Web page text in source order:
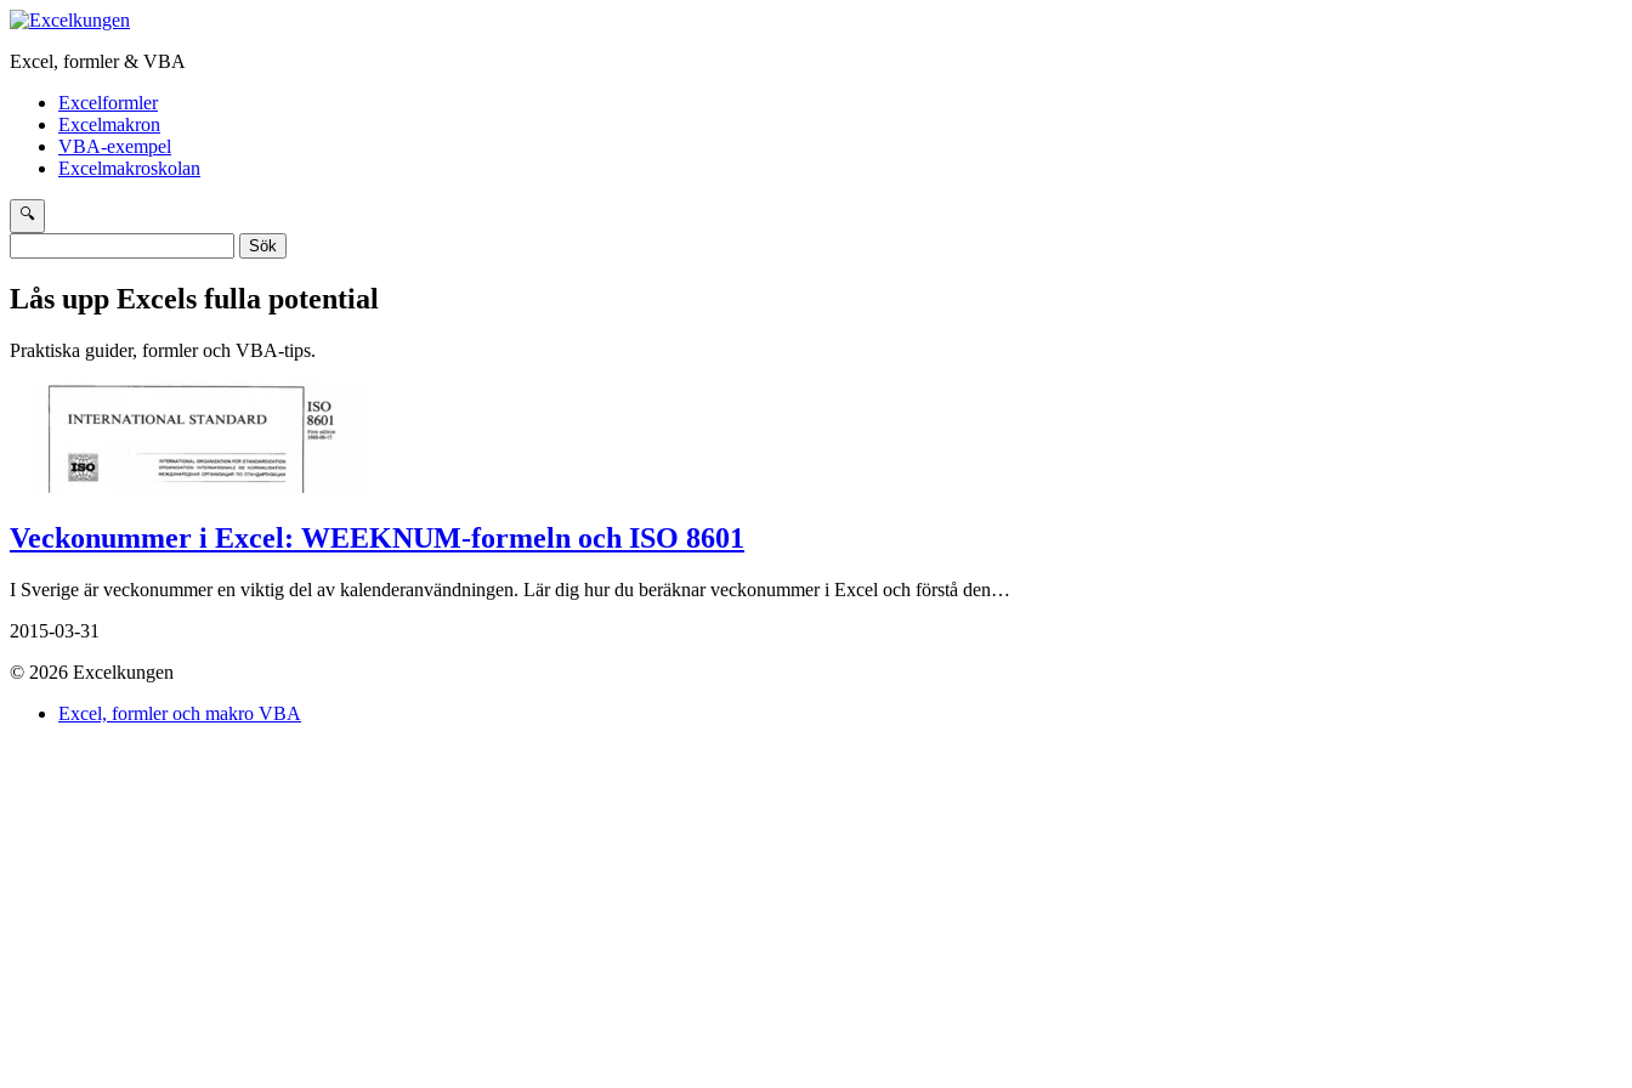
Excel, formler & VBA
Excelformler
Excelmakron
VBA-exempel
Excelmakroskolan
🔍
efter:
Lås upp Excels fulla potential
Praktiska guider, formler och VBA-tips.
Veckonummer i Excel: WEEKNUM-formeln och ISO 8601
I Sverige är veckonummer en viktig del av kalenderanvändningen. Lär dig hur du beräknar veckonummer i Excel och förstå den…
2015-03-31
© 2026 Excelkungen
Excel, formler och makro VBA